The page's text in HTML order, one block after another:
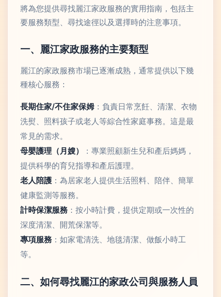
將為您提供尋找麗江家政服務的實用指南，包括主
要服務類型、尋找途徑以及選擇時的注意事項。
一、麗江家政服務的主要類型
麗江的家政服務市場已逐漸成熟，通常提供以下幾
種核心服務：
長期住家/不住家保姆：負責日常烹飪、清潔、衣物
洗熨、照料孩子或老人等綜合性家庭事務。這是最
常見的需求。
母嬰護理（月嫂）
：專業照顧新生兒和產后媽媽，
提供科學的育兒指導和產后護理。
老人陪護 ：為居家老人提供生活照料、陪伴、簡單
健康監測等服務。
計時保潔服務 ：按小時計費，提供定期或一次性的
深度清潔、開荒保潔等。
專項服務 ：如家電清洗、地毯清潔、做飯小時工
等。
二、如何尋找麗江的家政公司與服務人員